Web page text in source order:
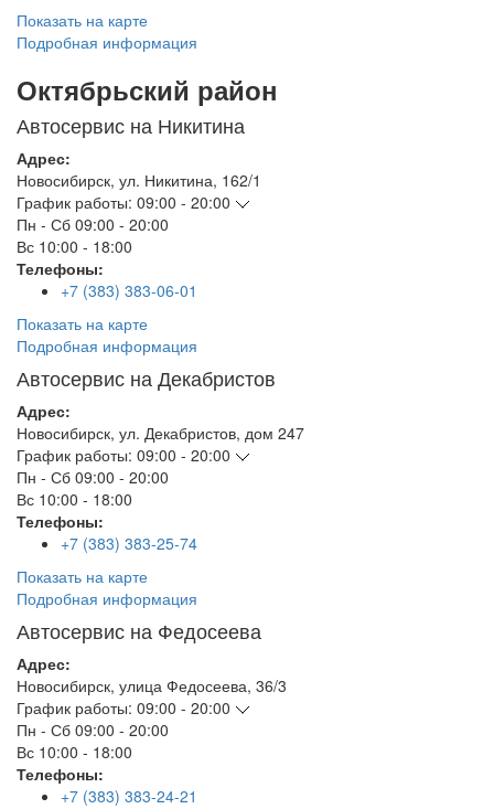
Показать на карте
Подробная информация
Октябрьский район
Автосервис на Никитина
Адрес:
Новосибирск, ул. Никитина, 162/1
График работы: 09:00 - 20:00
Пн - Сб 09:00 - 20:00
Вс 10:00 - 18:00
Телефоны:
+7 (383) 383-06-01
Показать на карте
Подробная информация
Автосервис на Декабристов
Адрес:
Новосибирск, ул. Декабристов, дом 247
График работы: 09:00 - 20:00
Пн - Сб 09:00 - 20:00
Вс 10:00 - 18:00
Телефоны:
+7 (383) 383-25-74
Показать на карте
Подробная информация
Автосервис на Федосеева
Адрес:
Новосибирск, улица Федосеева, 36/3
График работы: 09:00 - 20:00
Пн - Сб 09:00 - 20:00
Вс 10:00 - 18:00
Телефоны:
+7 (383) 383-24-21